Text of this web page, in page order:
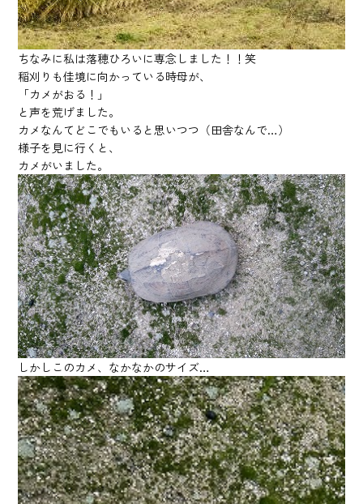
ちなみに私は落穂ひろいに専念しました！！笑
稲刈りも佳境に向かっている時母が、
「カメがおる！」
と声を荒げました。
カメなんてどこでもいると思いつつ（田舎なんで…）
様子を見に行くと、
カメがいました。
しかしこのカメ、なかなかのサイズ…